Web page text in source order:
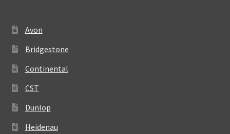
Avon
Bridgestone
Continental
CST
Dunlop
Heidenau